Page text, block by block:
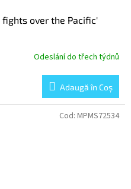
over the Pacific'
Odeslání do třech týdnů
Adaugă în Coş
Cod: MPMS72534